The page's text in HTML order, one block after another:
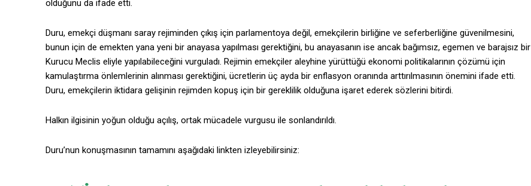
olduğunu da ifade etti.
Duru, emekçi düşmanı saray rejiminden çıkış için parlamentoya değil, emekçilerin birliğine ve seferberliğine güvenilmesini,
bunun için de emekten yana yeni bir anayasa yapılması gerektiğini, bu anayasanın ise ancak bağımsız, egemen ve barajsız bir
Kurucu Meclis eliyle yapılabileceğini vurguladı. Rejimin emekçiler aleyhine yürüttüğü ekonomi politikalarının çözümü için
kamulaştırma önlemlerinin alınması gerektiğini, ücretlerin üç ayda bir enflasyon oranında arttırılmasının önemini ifade etti.
Duru, emekçilerin iktidara gelişinin rejimden kopuş için bir gereklilik olduğuna işaret ederek sözlerini bitirdi.
Halkın ilgisinin yoğun olduğu açılış, ortak mücadele vurgusu ile sonlandırıldı.
Duru’nun konuşmasının tamamını aşağıdaki linkten izleyebilirsiniz: